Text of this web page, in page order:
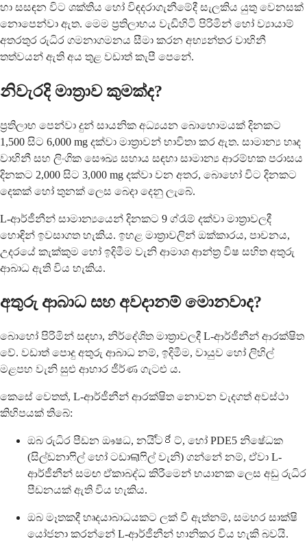
හා සසඳන විට ශක්තිය හෝ විඳදරාගැනීමේදී සැලකිය යුතු වෙනසක්
නොපෙන්වා ඇත. මෙම ප්‍රතිලාභය වැඩිහිටි පිරිමින් හෝ ව්‍යායාම්
අතරතුර රුධිර ගමනාගමනය සීමා කරන අභ්‍යන්තර වාහිනී
තත්වයන් ඇති අය තුළ වඩාත් කැපී පෙනේ.
නිවැරදි මාත්‍රාව කුමක්ද?
ප්‍රතිලාභ පෙන්වා දුන් සායනික අධ්‍යයන බොහොමයක් දිනකට
1,500 සිට 6,000 mg දක්වා මාත්‍රාවන් භාවිතා කර ඇත. සාමාන්‍ය හෘද
වාහිනී සහ ලිංගික සෞඛ්‍ය සහාය සඳහා සාමාන්‍ය ආරම්භක පරාසය
දිනකට 2,000 සිට 3,000 mg දක්වා වන අතර, බොහෝ විට දිනකට
දෙකක් හෝ තුනක් ලෙස බෙදා දෙනු ලැබේ.
L-ආර්ජීනීන් සාමාන්‍යයෙන් දිනකට 9 ග්රෑම් දක්වා මාත්‍රාවලදී
හොඳින් ඉවසාගත හැකිය. ඉහළ මාත්‍රාවලින් ඔක්කාරය, පාචනය,
උදරයේ කැක්කුම හෝ ඉදිමීම වැනි ආමාශ ආන්ත්‍ර විෂ සහිත අතුරු
ආබාධ ඇති විය හැකිය.
අතුරු ආබාධ සහ අවදානම් මොනවාද?
බොහෝ පිරිමින් සඳහා, නිර්දේශිත මාත්‍රාවලදී L-ආර්ජීනීන් ආරක්ෂිත
වේ. වඩාත් පොදු අතුරු ආබාධ නම්, ඉදිමීම, වායුව හෝ ලිහිල්
මළපහ වැනි සුළු ආහාර ජීර්ණ ගැටළු ය.
කෙසේ වෙතත්, L-ආර්ජීනීන් ආරක්ෂිත නොවන වැදගත් අවස්ථා
කිහිපයක් තිබේ:
ඔබ රුධිර පීඩන ඖෂධ, නයිට్రేට්, හෝ PDE5 නිෂේධක
(සිල්ඩනාෆිල් හෝ ටඩාଲାෆිල් වැනි) ගන්නේ නම්, ඒවා L-
ආර්ජීනීන් සමඟ ඒකාබද්ධ කිරීමෙන් භයානක ලෙස අඩු රුධිර
පීඩනයක් ඇති විය හැකිය.
ඔබ මෑතකදී හෘදයාබාධයකට ලක් වී ඇත්නම්, සමහර සාක්ෂි
යෝජනා කරන්නේ L-ආර්ජීනීන් හානිකර විය හැකි බවයි.